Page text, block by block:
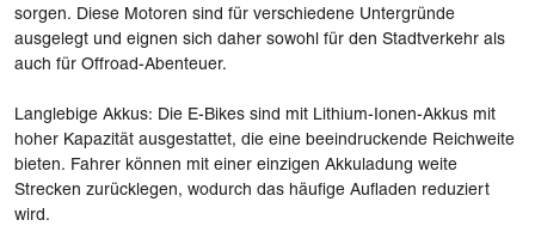
sorgen. Diese Motoren sind für verschiedene Untergründe
ausgelegt und eignen sich daher sowohl für den Stadtverkehr als
auch für Offroad-Abenteuer.
Langlebige Akkus: Die E-Bikes sind mit Lithium-Ionen-Akkus mit
hoher Kapazität ausgestattet, die eine beeindruckende Reichweite
bieten. Fahrer können mit einer einzigen Akkuladung weite
Strecken zurücklegen, wodurch das häufige Aufladen reduziert
wird.